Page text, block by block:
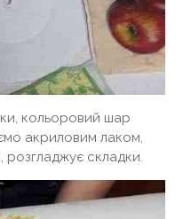
кольоровий шар
акриловим лаком,
розгладжує складки.